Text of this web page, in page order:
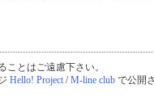
とはご遠慮下さい。
Hello! Project /M-line club で公開